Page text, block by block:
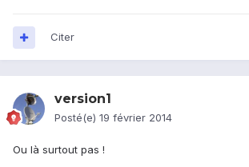
Citer
version1
Posté(e) 19 février 2014
Ou là surtout pas !